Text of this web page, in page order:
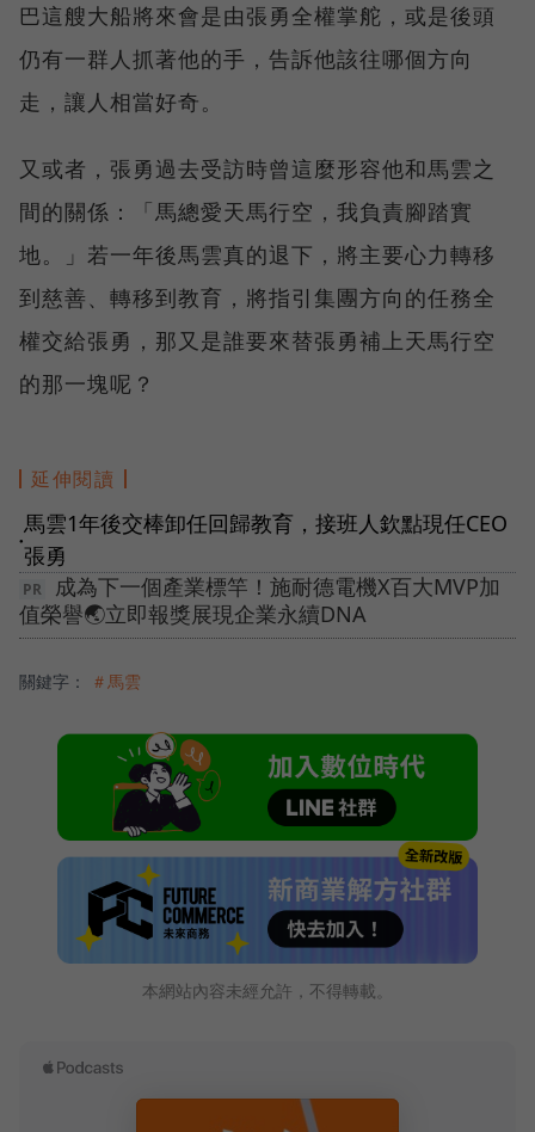
巴這艘大船將來會是由張勇全權掌舵，或是後頭
仍有一群人抓著他的手，告訴他該往哪個方向
走，讓人相當好奇。
又或者，張勇過去受訪時曾這麼形容他和馬雲之
間的關係：「馬總愛天馬行空，我負責腳踏實
地。」若一年後馬雲真的退下，將主要心力轉移
到慈善、轉移到教育，將指引集團方向的任務全
權交給張勇，那又是誰要來替張勇補上天馬行空
的那一塊呢？
延伸閱讀
●
馬雲1年後交棒卸任回歸教育，接班人欽點現任CEO
張勇
成為下一個產業標竿！施耐德電機X百大MVP加
值榮譽🌏立即報獎展現企業永續DNA
關鍵字： ＃馬雲
本網站內容未經允許，不得轉載。